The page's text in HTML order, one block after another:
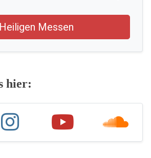
Heiligen Messen
hier: